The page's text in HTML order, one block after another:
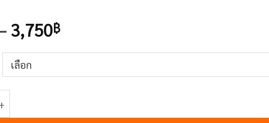
3,750฿Price
through